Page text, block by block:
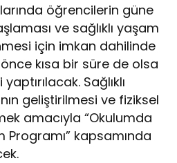
öğrencilerin güne
ve sağlıklı yaşam
için imkan dahilinde
kısa bir süre de olsa
Sağlıklı
geliştirilmesi ve fiziksel
amacıyla “Okulumda
Programı” kapsamında